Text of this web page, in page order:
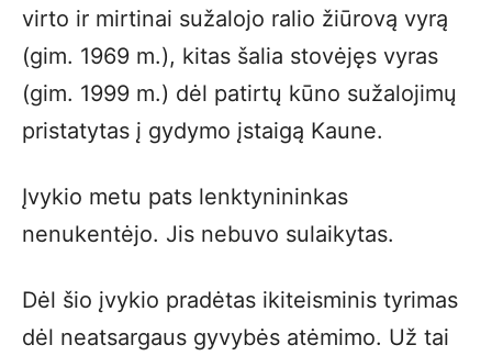
virto ir mirtinai sužalojo ralio žiūrovą vyrą
(gim. 1969 m.), kitas šalia stovėjęs vyras
(gim. 1999 m.) dėl patirtų kūno sužalojimų
pristatytas į gydymo įstaigą Kaune.
Įvykio metu pats lenktynininkas
nenukentėjo. Jis nebuvo sulaikytas.
Dėl šio įvykio pradėtas ikiteisminis tyrimas
dėl neatsargaus gyvybės atėmimo. Už tai